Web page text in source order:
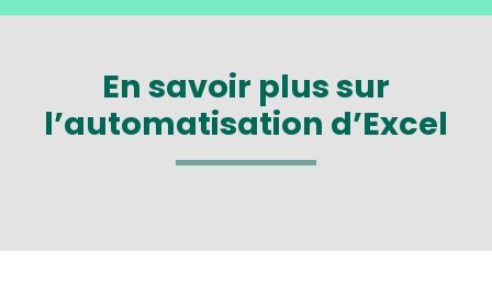
En savoir plus sur
l’automatisation d’Excel